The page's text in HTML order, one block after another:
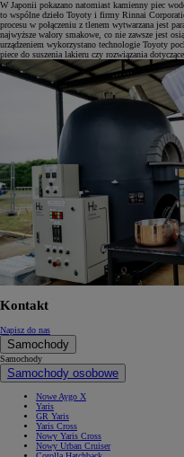
W Japonii pokazano natomiast kamienny piec
to wspólne dzieło Toyoty i firmy Rinnai
procesu w połączeniu z tlenem wytwarzana jest
najwyższe walory smakowe, co nie zawsze jest
urządzeniem wykorzystano technologie Toyoty
piece do suszenia lakieru czy rozwiązania
Kontakt
Napisz do nas
Samochody
Samochody
Samochody osobowe
Nowe Aygo X
Yaris
GR Yaris
Yaris Cross
Nowy Yaris Cross
Nowy Urban Cruiser